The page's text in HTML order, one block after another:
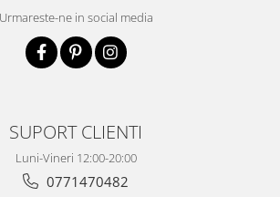
Urmareste-ne in social media
SUPORT CLIENTI
Luni-Vineri 12:00-20:00
0771470482